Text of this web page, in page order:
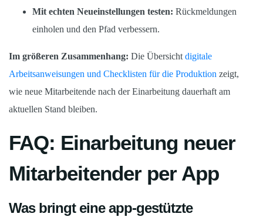
Mit echten Neueinstellungen testen: Rückmeldungen
einholen und den Pfad verbessern.
Im größeren Zusammenhang: Die Übersicht digitale
Arbeitsanweisungen und Checklisten für die Produktion zeigt,
wie neue Mitarbeitende nach der Einarbeitung dauerhaft am
aktuellen Stand bleiben.
FAQ: Einarbeitung neuer
Mitarbeitender per App
Was bringt eine app-gestützte